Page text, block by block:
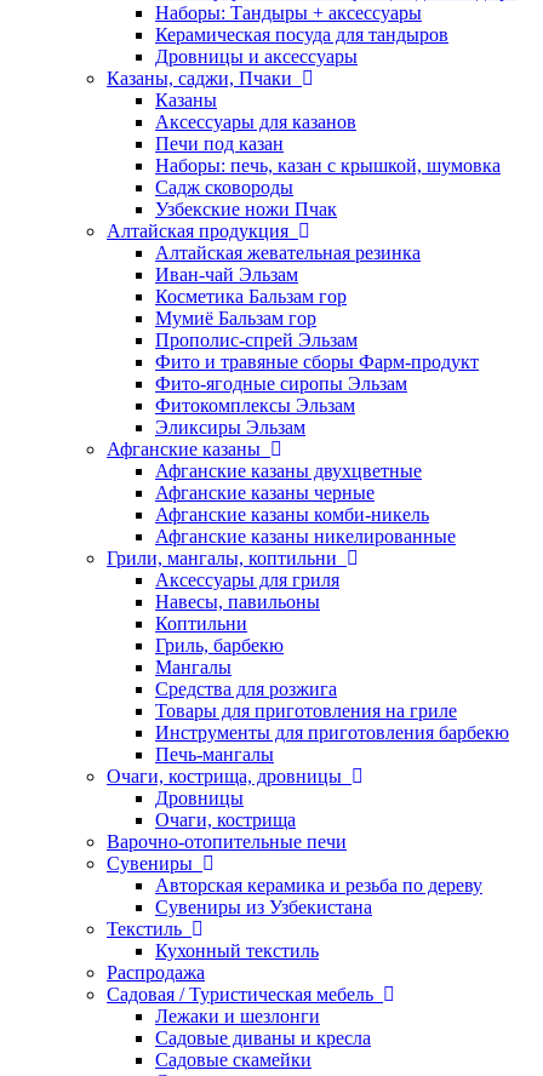
Наборы: Тандыры + аксессуары
Керамическая посуда для тандыров
Дровницы и аксессуары
Казаны, саджи, Пчаки
Казаны
Аксессуары для казанов
Печи под казан
Наборы: печь, казан с крышкой, шумовка
Садж сковороды
Узбекские ножи Пчак
Алтайская продукция
Алтайская жевательная резинка
Иван-чай Эльзам
Косметика Бальзам гор
Мумиё Бальзам гор
Прополис-спрей Эльзам
Фито и травяные сборы Фарм-продукт
Фито-ягодные сиропы Эльзам
Фитокомплексы Эльзам
Эликсиры Эльзам
Афганские казаны
Афганские казаны двухцветные
Афганские казаны черные
Афганские казаны комби-никель
Афганские казаны никелированные
Грили, мангалы, коптильни
Аксессуары для гриля
Навесы, павильоны
Коптильни
Гриль, барбекю
Мангалы
Средства для розжига
Товары для приготовления на гриле
Инструменты для приготовления барбекю
Печь-мангалы
Очаги, кострища, дровницы
Дровницы
Очаги, кострища
Варочно-отопительные печи
Сувениры
Авторская керамика и резьба по дереву
Сувениры из Узбекистана
Текстиль
Кухонный текстиль
Распродажа
Садовая / Туристическая мебель
Лежаки и шезлонги
Садовые диваны и кресла
Садовые скамейки